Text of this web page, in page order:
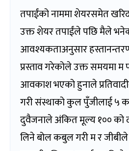
तपाईंको नाममा शेयरसमेत
उक्त शेयर तपाईंले पछि मैले
आवश्यकताअनुसार हस्तानन्तरण
प्रस्ताव गरेकोले उक्त समयमा म
आवकाश भएको हुनाले
गरी संस्थाको कुल पुँजीलाई ५
दुवैजनाले अंकित मूल्य १०० को
लिने बोल कबुल गरी म र